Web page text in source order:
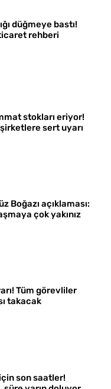
düğmeye bastı!
rehberi
stokları eriyor!
sert uyarı
Boğazı açıklaması:
çok yakınız
Tüm görevliler
takacak
son saatler!